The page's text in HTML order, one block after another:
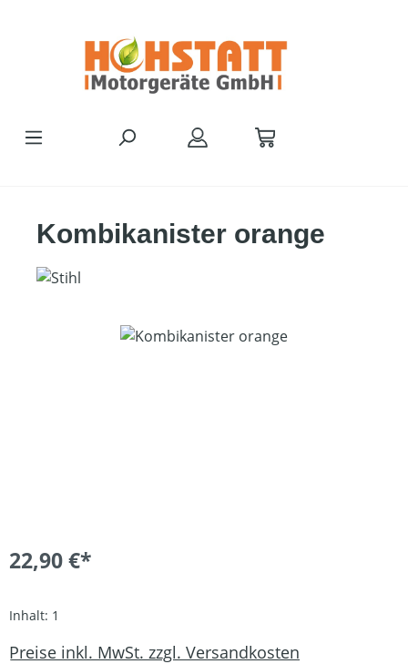
Kombikanister orange
Bildergalerie überspringen
22,90 €*
Inhalt: 1
Preise inkl. MwSt. zzgl. Versandkosten